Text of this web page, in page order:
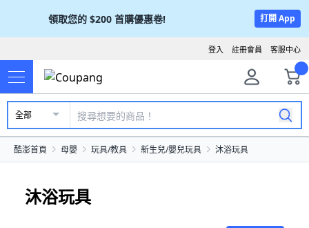
領取您的 $200 首購優惠卷! 打開 App
客服中心
註冊會員
登入
全部
酷澎首頁 母嬰 玩具/教具 新生兒/嬰兒玩具 沐浴玩具
沐浴玩具